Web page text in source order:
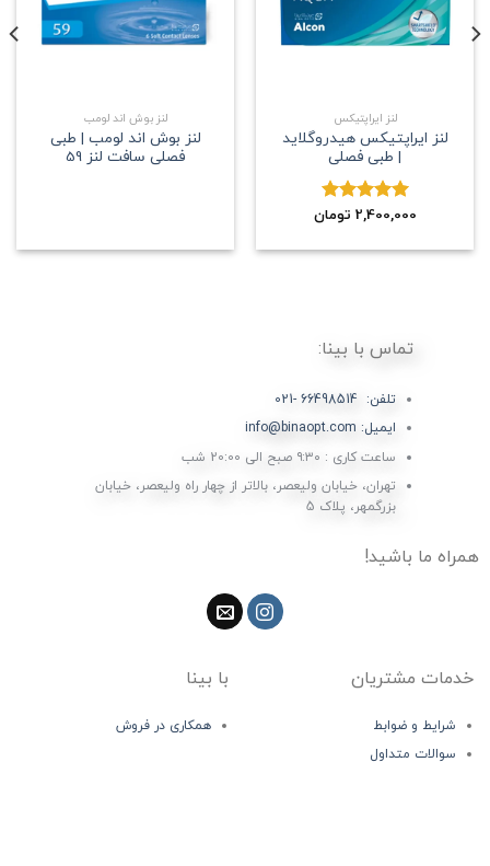
لنز ایراپتیکس
لنز ایراپتیکس هیدروگلاید
| طبی فصلی
نمره5.002,400,000 تومان
لنز بوش اند لومب
لنز بوش اند لومب | طبی
فصلی سافت لنز 59
تماس با بینا:
تلفن: 66498514 -021
ایمیل: info@binaopt.com
ساعت کاری : ۹:۳۰ صبح الی 20:00 شب
تهران، خیابان ولیعصر، بالاتر از چهار راه ولیعصر، خیابان
بزرگمهر، پلاک 5
همراه ما باشید!
خدمات مشتریان
شرایط و ضوابط
سوالات متداول
با بینا
همکاری در فروش